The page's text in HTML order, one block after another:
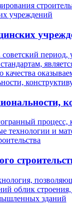
качества
процесс,
технологии и
облик